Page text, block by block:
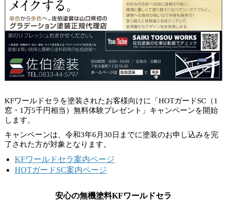
KFワールドセラを塗装されたお客様向けに「HOTガードSC（1
窓・1万5千円相当）無料体験プレゼント」キャンペーンを開始
します。
キャンペーンは、 令和3年6月30日 までに塗装のお申し込みを完
了された方が対象となります。
KFワールドセラ案内ページ
HOTガードSC案内ページ
安心の無機塗料KFワールドセラ